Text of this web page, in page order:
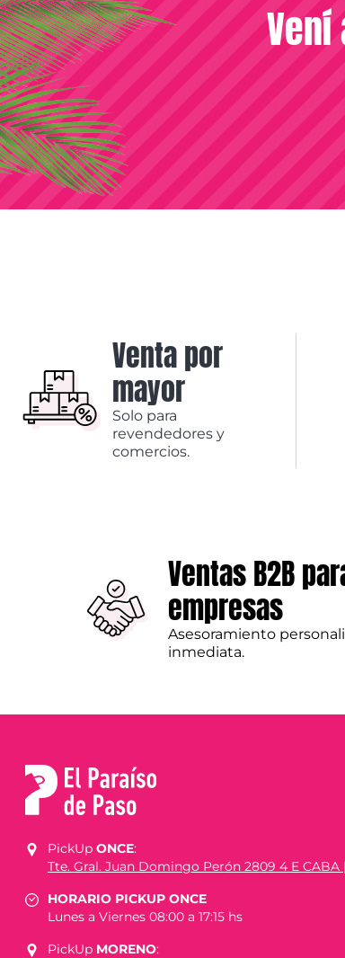
Venta por
mayor
Solo para
revendedores y
comercios.
Ventas B2B
empresas
Asesoramiento
inmediata.
PickUp ONCE:
Tte. Gral. Juan Domingo Perón 2809 4 E CABA
HORARIO PICKUP ONCE
Lunes a Viernes 08:00 a 17:15 hs
PickUp MORENO: